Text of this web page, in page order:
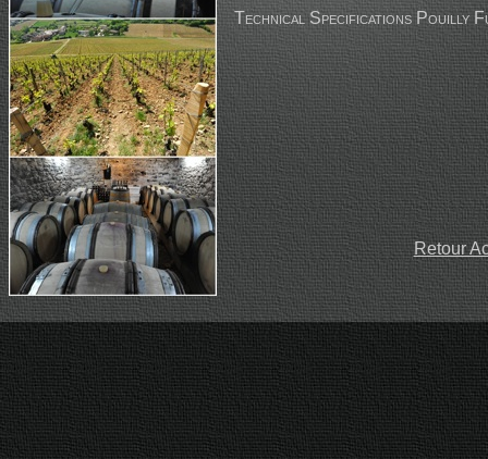
Technical Specifications Pouilly
Retour